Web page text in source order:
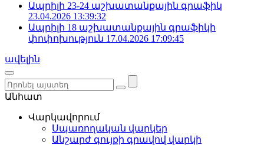
Ապրիլի 23-24 աշխատանքային գրաֆիկ
23.04.2026 13:39:32
Ապրիլի 18 աշխատանքային գրաֆիկի
փոփոխություն 17.04.2026 17:09:45
ավելին
Անհատ
Վարկավորում
Սպառողական վարկեր
Անշարժ գույքի գրավով վարկի